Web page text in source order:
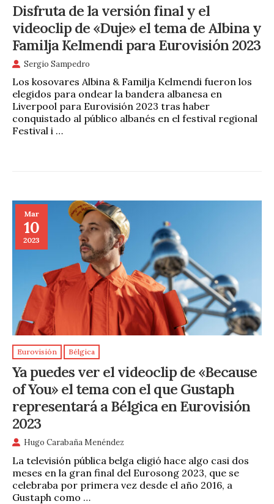
Disfruta de la versión final y el
videoclip de «Duje» el tema de Albina y
Familja Kelmendi para Eurovisión 2023
Sergio Sampedro
Los kosovares Albina & Familja Kelmendi fueron los
elegidos para ondear la bandera albanesa en
Liverpool para Eurovisión 2023 tras haber
conquistado al público albanés en el festival regional
Festival i …
Mar
10
2023
Eurovisión Bélgica
Ya puedes ver el videoclip de «Because
of You» el tema con el que Gustaph
representará a Bélgica en Eurovisión
2023
Hugo Carabaña Menéndez
La televisión pública belga eligió hace algo casi dos
meses en la gran final del Eurosong 2023, que se
celebraba por primera vez desde el año 2016, a
Gustaph como …